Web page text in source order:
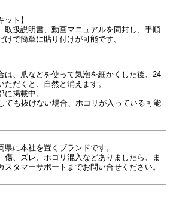
ット】
取扱説明書、動画マニュアルを同封し、手順
けで簡単に貼り付けが可能です。
は、爪などを使って気泡を細かくした後、24
ただくと、自然と消えます。
掲載中。
ても抜けない場合、ホコリが入っている可能
県に本社を置くブランドです。
傷、ズレ、ホコリ混入などありましたら、ま
スタマーサポートまでお問い合せください。